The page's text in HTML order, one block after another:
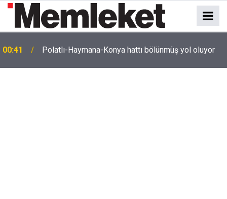
00:41 Polatlı-Haymana-Konya hattı bölünmüş yol oluyor